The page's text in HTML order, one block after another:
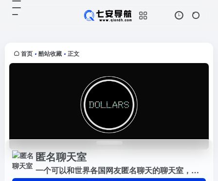
首页 • 酷站收藏 • 正文
匿名聊天室
一个可以和世界各国网友匿名聊天的聊天室，不过要注意语言规范哦。